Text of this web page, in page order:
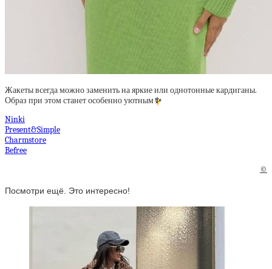
Жакеты всегда можно заменить на яркие или однотонные кардиганы.
Образ при этом станет особенно уютным✨
Ninki
Present&Simple
Charmstore
Befree
©
Посмотри ещё. Это интересно!